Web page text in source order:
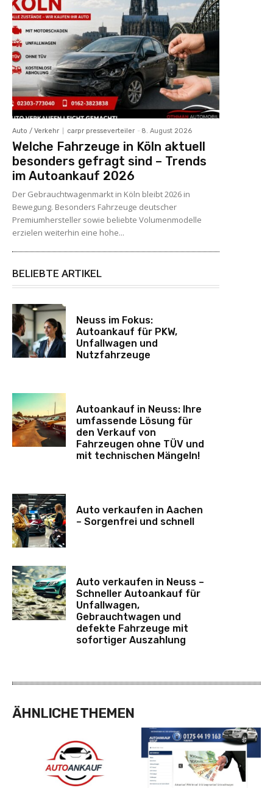
Auto / Verkehr carpr presseverteiler - 8. August 2026
Welche Fahrzeuge in Köln aktuell
besonders gefragt sind – Trends
im Autoankauf 2026
Der Gebrauchtwagenmarkt in Köln bleibt 2026 in
Bewegung. Besonders Fahrzeuge deutscher
Premiumhersteller sowie beliebte Volumenmodelle
erzielen weiterhin eine hohe...
BELIEBTE ARTIKEL
Neuss im Fokus:
Autoankauf für PKW,
Unfallwagen und
Nutzfahrzeuge
Autoankauf in Neuss: Ihre
umfassende Lösung für
den Verkauf von
Fahrzeugen ohne TÜV und
mit technischen Mängeln!
Auto verkaufen in Aachen
– Sorgenfrei und schnell
Auto verkaufen in Neuss –
Schneller Autoankauf für
Unfallwagen,
Gebrauchtwagen und
defekte Fahrzeuge mit
sofortiger Auszahlung
ÄHNLICHE THEMEN